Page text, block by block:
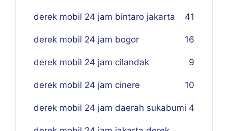
derek mobil 24 jam bintaro jakarta 41
derek mobil 24 jam bogor 16
derek mobil 24 jam cilandak 9
derek mobil 24 jam cinere 10
derek mobil 24 jam daerah sukabumi 4